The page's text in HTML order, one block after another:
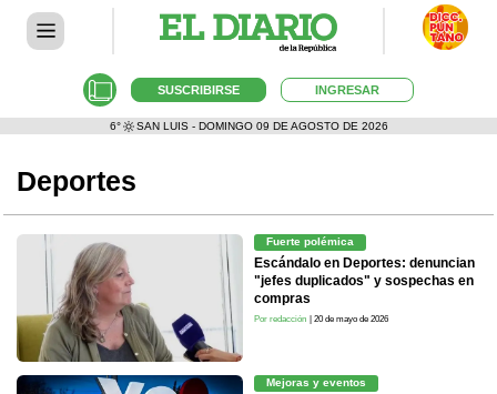
SUSCRIBIRSE INGRESAR
6° SAN LUIS - DOMINGO 09 DE AGOSTO DE 2026
Deportes
Fuerte polémica
Escándalo en Deportes: denuncian
"jefes duplicados" y sospechas en
compras
Por redacción | 20 de mayo de 2026
Mejoras y eventos